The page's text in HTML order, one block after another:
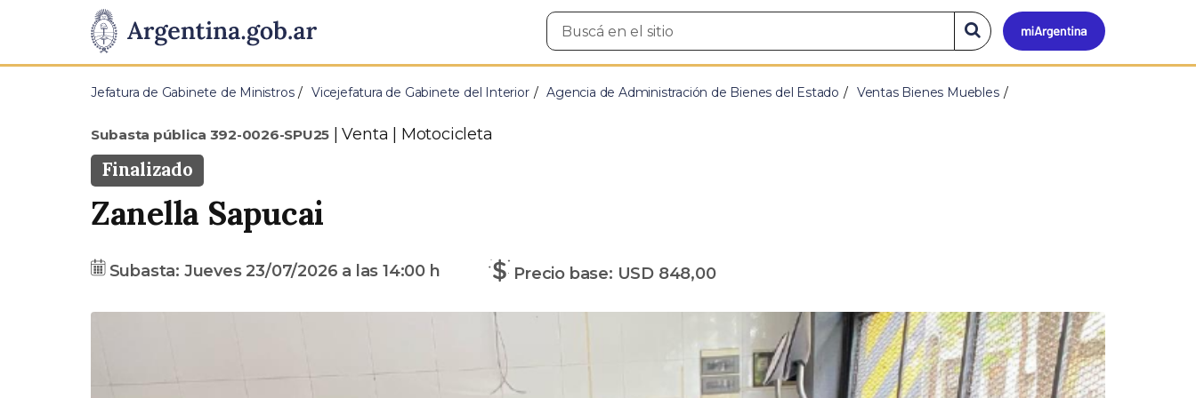
Presidencia
de
Pasar al contenido principal
Mi
Buscar
en
Buscar
en
el
sitio
Jefatura de Gabinete de Ministros Vicejefatura de Gabinete del Interior Agencia de Administración de Bienes del Estado Ventas Bienes Muebles
Subasta pública 392-0026-SPU25 Tipo
Venta | Motocicleta
Estado
Finalizado
Zanella Sapucai
Fecha
Subasta: Jueves 23/07/2026 a las 14:00 h
Precio
Precio base: USD 848,00
S
i
g